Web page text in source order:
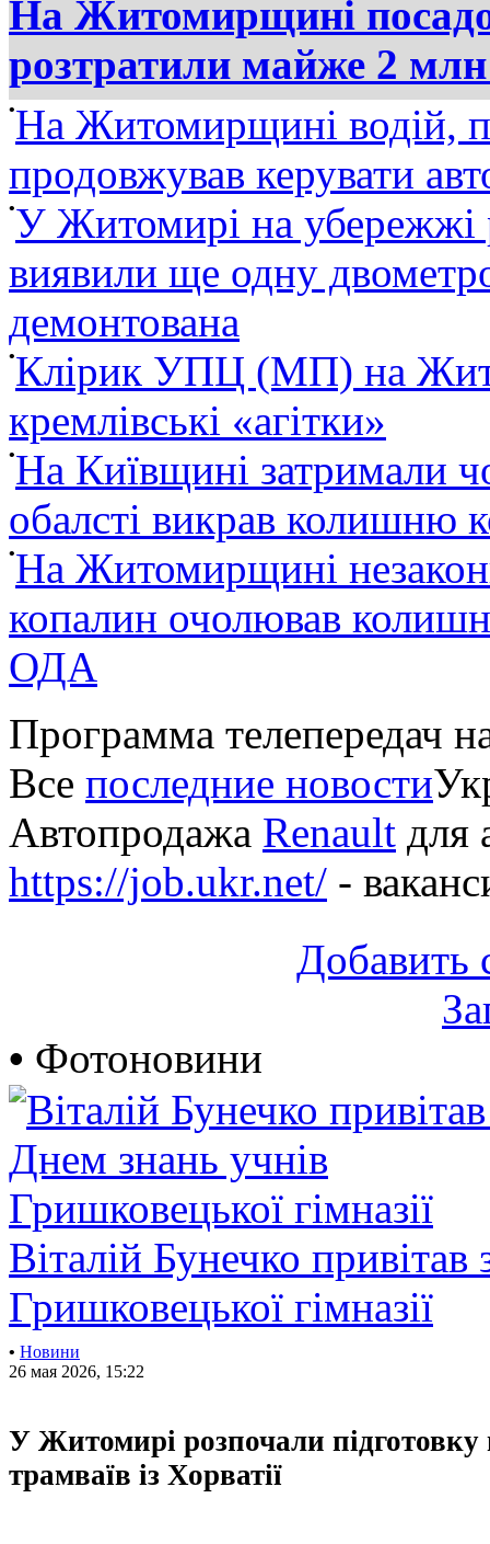
На Житомирщині
розтратили майже 2
•На Житомирщині водій,
продовжував керувати
•У Житомирі на убережжі
виявили ще одну
демонтована
•Клірик УПЦ (МП) на
кремлівські «агітки»
•На Київщині затримали
обалсті викрав колишню
•На Житомирщині
копалин очолював
ОДА
Программа телепередач
Все последние новости
Автопродажа Renault для
https://job.ukr.net/ -
Добавить
• Фотоновини
Віталій Бунечко
Гришковецької гімназії
• Новини
26 мая 2026, 15:22
У Житомирі розпочали підготовку
трамваїв із Хорватії